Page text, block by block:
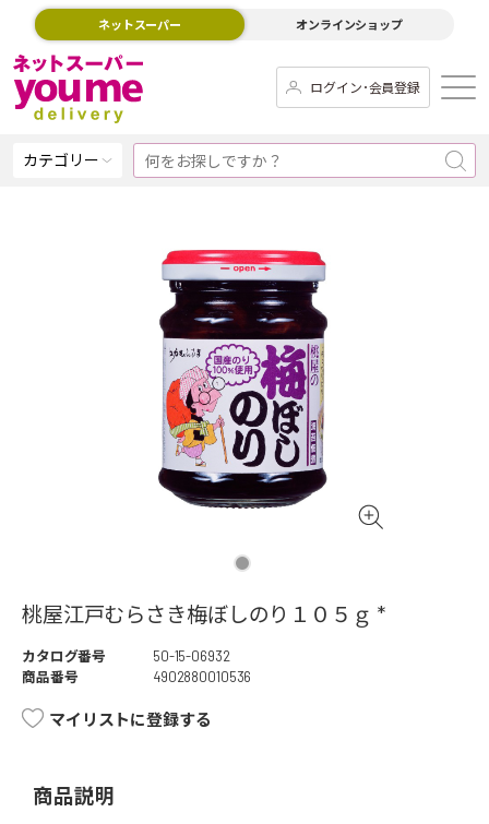
ネットスーパー オンラインショップ
ログイン･会員登録
カテゴリー
桃屋江戸むらさき梅ぼしのり１０５ｇ *
カタログ番号
50-15-06932
商品番号
4902880010536
マイリストに登録する
商品説明